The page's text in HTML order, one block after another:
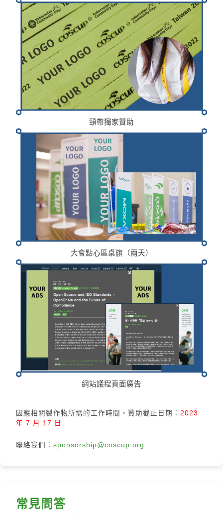
頸帶獨家贊助
大會點心區桌旗（兩天）
網站議程頁面廣告
因應相關製作物所需的工作時間，贊助截止日期： 2023
年 7 月 17 日
聯絡我們： sponsorship@coscup.org
常見問答